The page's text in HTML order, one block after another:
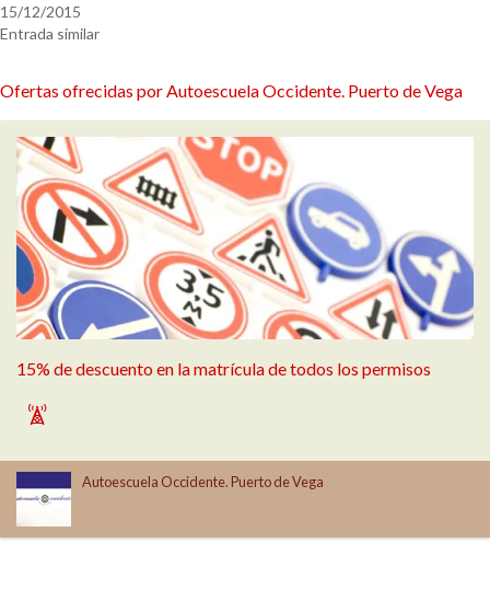
15/12/2015
Entrada similar
Ofertas ofrecidas por Autoescuela Occidente. Puerto de Vega
15% de descuento en la matrícula de todos los permisos
`
Autoescuela Occidente. Puerto de Vega